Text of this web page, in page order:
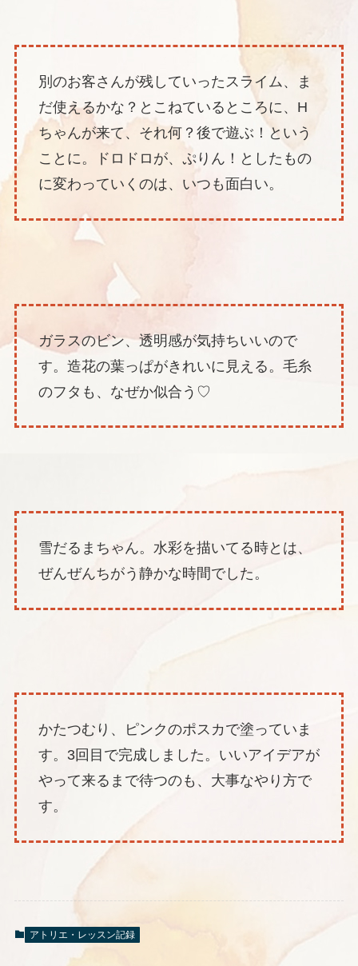
別のお客さんが残していったスライム、ま
だ使えるかな？とこねているところに、H
ちゃんが来て、それ何？後で遊ぶ！という
ことに。ドロドロが、ぷりん！としたもの
に変わっていくのは、いつも面白い。
ガラスのビン、透明感が気持ちいいので
す。造花の葉っぱがきれいに見える。毛糸
のフタも、なぜか似合う♡
雪だるまちゃん。水彩を描いてる時とは、
ぜんぜんちがう静かな時間でした。
かたつむり、ピンクのポスカで塗っていま
す。3回目で完成しました。いいアイデアが
やって来るまで待つのも、大事なやり方で
す。
アトリエ・レッスン記録